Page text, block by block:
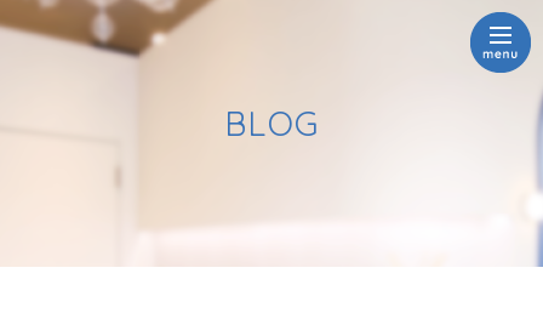
BLOG